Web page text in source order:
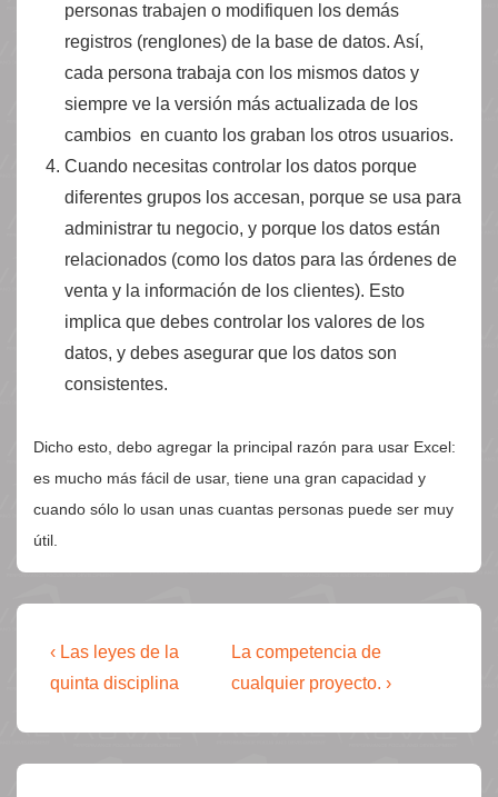
personas trabajen o modifiquen los demás
registros (renglones) de la base de datos. Así,
cada persona trabaja con los mismos datos y
siempre ve la versión más actualizada de los
cambios en cuanto los graban los otros usuarios.
Cuando necesitas controlar los datos porque
diferentes grupos los accesan, porque se usa para
administrar tu negocio, y porque los datos están
relacionados (como los datos para las órdenes de
venta y la información de los clientes). Esto
implica que debes controlar los valores de los
datos, y debes asegurar que los datos son
consistentes.
Dicho esto, debo agregar la principal razón para usar Excel:
es mucho más fácil de usar, tiene una gran capacidad y
cuando sólo lo usan unas cuantas personas puede ser muy
útil.
Navegación
de
entradas
La
entrada
‹ Las leyes de la
quinta disciplina
La
entrada
La competencia de
cualquier proyecto. ›